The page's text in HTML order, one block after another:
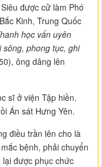
được cử làm Phó
Kinh, Trung Quốc
học vấn uyên
phong tục, ghi
ông dâng lên
sĩ ở viện Tập hiền.
Án sát Hưng Yên.
điều trần lên cho là
bệnh, phải chuyển
được phục chức